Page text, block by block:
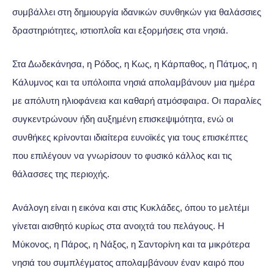
συμβάλλει στη δημιουργία ιδανικών συνθηκών για θαλάσσιες
δραστηριότητες, ιστιοπλοΐα και εξορμήσεις στα νησιά.
Στα Δωδεκάνησα, η Ρόδος, η Κως, η Κάρπαθος, η Πάτμος, η
Κάλυμνος και τα υπόλοιπα νησιά απολαμβάνουν μια ημέρα
με απόλυτη ηλιοφάνεια και καθαρή ατμόσφαιρα. Οι παραλίες
συγκεντρώνουν ήδη αυξημένη επισκεψιμότητα, ενώ οι
συνθήκες κρίνονται ιδιαίτερα ευνοϊκές για τους επισκέπτες
που επιλέγουν να γνωρίσουν το φυσικό κάλλος και τις
θάλασσες της περιοχής.
Ανάλογη είναι η εικόνα και στις Κυκλάδες, όπου το μελτέμι
γίνεται αισθητό κυρίως στα ανοιχτά του πελάγους. Η
Μύκονος, η Πάρος, η Νάξος, η Σαντορίνη και τα μικρότερα
νησιά του συμπλέγματος απολαμβάνουν έναν καιρό που